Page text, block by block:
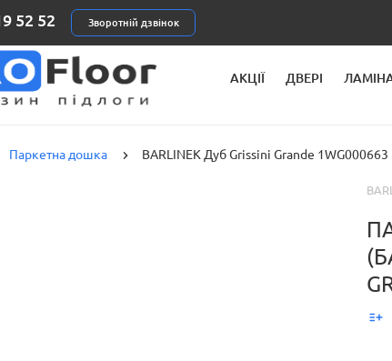
52 52 Зворотній дзвінок
АКЦІЇ ДВЕРІ
Паркетна дошка BARLINEK Дуб Grissini Grande